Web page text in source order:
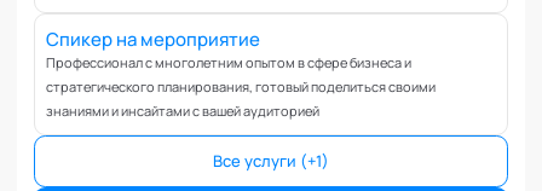
Персональный коучинг
Пищевое поведение
Планирование и внедрение изменений
Поведенческий анализ
Подготовка и обучение специалистов
Половое воспитание
Спикер на мероприятие
Профессионал с многолетним опытом в сфере бизнеса и
стратегического планирования, готовый поделиться своими
знаниями и инсайтами с вашей аудиторией
Все услуги (+1)